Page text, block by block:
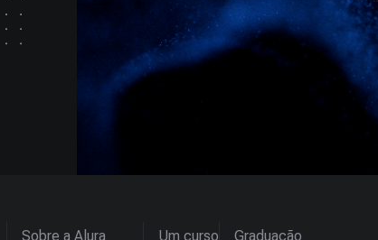
Sobre a Alura Um curso Graduação